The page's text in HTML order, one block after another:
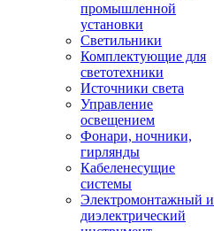
промышленной
установки
Светильники
Комплектующие для
светотехники
Источники света
Управление
освещением
Фонари, ночники,
гирлянды
Кабеленесущие
системы
Электромонтажный и
диэлектрический